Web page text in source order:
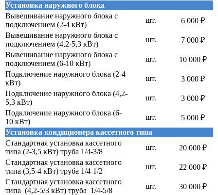
Установка наружного блока
Вывешивание наружного блока с
подключением (2-4 кВт)
шт.
6 000 ₽
Вывешивание наружного блока с
подключением (4,2-5,3 кВт)
шт.
7 000 ₽
Вывешивание наружного блока с
подключением (6-10 кВт)
шт.
10 000 ₽
Подключение наружного блока (2-4
кВт)
шт.
3 000 ₽
Подключение наружного блока (4,2-
5,3 кВт)
шт.
3 000 ₽
Подключение наружного блока (6-
10 кВт)
шт.
5 000 ₽
Установка кондиционера кассетного типа
Стандартная установка кассетного
типа (2-3,5 кВт) труба 1/4-3/8
шт.
20 000 ₽
Стандартная установка кассетного
типа (3,5-4 кВт) труба 1/4-1/2
шт.
22 000 ₽
Стандартная установка кассетного
типа (4,2-5/3 кВт) труба 1/4-5/8
шт.
30 000 ₽